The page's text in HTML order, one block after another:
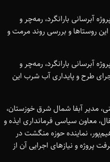
آبرسانی بارانگرد، رمه‌چر و
روستاها و بررسی روند مرمت و
از پروژه آبرسانی بارانگرد، رمه‌چر و
طرح و پایداری آب شرب این
مدیر آبفا شمال شرق خوزستان،
معاون سیاسی فرمانداری ایذه و
نماینده حوزه منگشت در
پروژه و نیازهای اجرایی آن از